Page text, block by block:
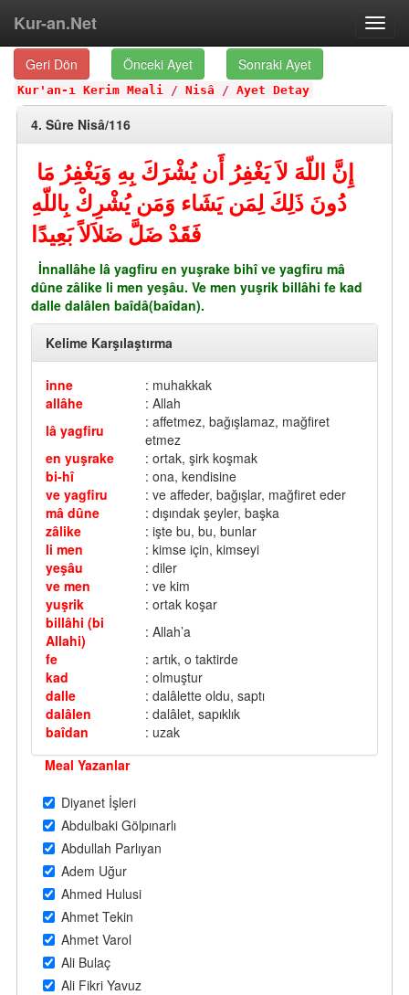
Kur-an.Net
Geri Dön Önceki Ayet Sonraki Ayet
Kur'an-ı Kerim Meali / Nisâ / Ayet Detay
4. Sûre Nisâ/116
إِنَّ اللّهَ لاَ يَغْفِرُ أَن يُشْرَكَ بِهِ وَيَغْفِرُ مَا
دُونَ ذَلِكَ لِمَن يَشَاء وَمَن يُشْرِكْ بِاللّهِ
فَقَدْ ضَلَّ ضَلاَلاً بَعِيدًا
İnnallâhe lâ yagfiru en yuşrake bihî ve yagfiru mâ
dûne zâlike li men yeşâu. Ve men yuşrik billâhi fe kad
dalle dalâlen baîdâ(baîdan).
Kelime Karşılaştırma
inne
: muhakkak
allâhe
: Allah
lâ yagfiru
: affetmez, bağışlamaz, mağfiret
etmez
en yuşrake
: ortak, şirk koşmak
bi-hî
: ona, kendisine
ve yagfiru
: ve affeder, bağışlar, mağfiret eder
mâ dûne
: dışındak şeyler, başka
zâlike
: işte bu, bu, bunlar
li men
: kimse için, kimseyi
yeşâu
: diler
ve men
: ve kim
yuşrik
: ortak koşar
billâhi (bi
Allahi)
: Allah’a
fe
: artık, o taktirde
kad
: olmuştur
dalle
: dalâlette oldu, saptı
dalâlen
: dalâlet, sapıklık
baîdan
: uzak
Meal Yazanlar
Diyanet İşleri
Abdulbaki Gölpınarlı
Abdullah Parlıyan
Adem Uğur
Ahmed Hulusi
Ahmet Tekin
Ahmet Varol
Ali Bulaç
Ali Fikri Yavuz